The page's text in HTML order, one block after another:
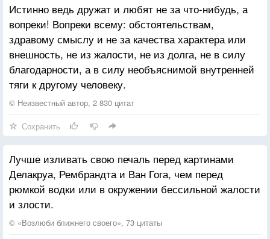
Истинно ведь дружат и любят не за что-нибудь, а
вопреки! Вопреки всему: обстоятельствам,
здравому смыслу и не за качества характера или
внешность, не из жалости, не из долга, не в силу
благодарности, а в силу необъяснимой внутренней
тяги к другому человеку.
© Неизвестный автор, 2 830 цитат
Сохранить
Лучше изливать свою печаль перед картинами
Делакруа, Рембрандта и Ван Гога, чем перед
рюмкой водки или в окружении бессильной жалости
и злости.
© «Возлюби ближнего своего», 73 цитаты